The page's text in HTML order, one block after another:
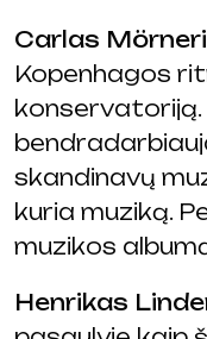
Carlas
Kopenhagos
skandinavų
kuria muziką.
muzikos
Henrikas